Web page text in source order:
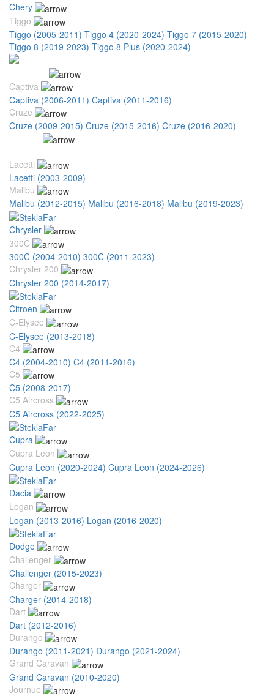
Chery
Tiggo
Tiggo (2005-2011) Tiggo 4 (2020-2024) Tiggo 7 (2015-2020)
Tiggo 8 (2019-2023) Tiggo 8 Plus (2020-2024)
Captiva
Captiva (2006-2011) Captiva (2011-2016)
Cruze
Cruze (2009-2015) Cruze (2015-2016) Cruze (2016-2020)
Lacetti
Lacetti (2003-2009)
Malibu
Malibu (2012-2015) Malibu (2016-2018) Malibu (2019-2023)
Chrysler
300C
300C (2004-2010) 300C (2011-2023)
Chrysler 200
Chrysler 200 (2014-2017)
Citroen
C-Elysee
C-Elysee (2013-2018)
C4
C4 (2004-2010) C4 (2011-2016)
C5
C5 (2008-2017)
C5 Aircross
C5 Aircross (2022-2025)
Cupra
Cupra Leon
Cupra Leon (2020-2024) Cupra Leon (2024-2026)
Dacia
Logan
Logan (2013-2016) Logan (2016-2020)
Dodge
Challenger
Challenger (2015-2023)
Charger
Charger (2014-2018)
Dart
Dart (2012-2016)
Durango
Durango (2011-2021) Durango (2021-2024)
Grand Caravan
Grand Caravan (2010-2020)
Journue